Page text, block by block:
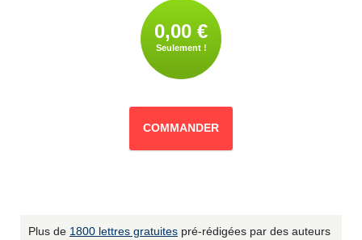
0,00 €
Seulement !
COMMANDER
Plus de 1800 lettres gratuites pré-rédigées par des auteurs